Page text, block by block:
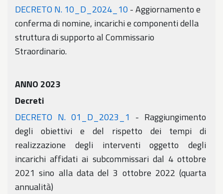
DECRETO N. 10_D_2024_10 - Aggiornamento e
conferma di nomine, incarichi e componenti della
struttura di supporto al Commissario
Straordinario.
ANNO 2023
Decreti
DECRETO N. 01_D_2023_1 - Raggiungimento
degli obiettivi e del rispetto dei tempi di
realizzazione degli interventi oggetto degli
incarichi affidati ai subcommissari dal 4 ottobre
2021 sino alla data del 3 ottobre 2022 (quarta
annualità)